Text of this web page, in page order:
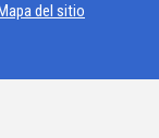
del sitio